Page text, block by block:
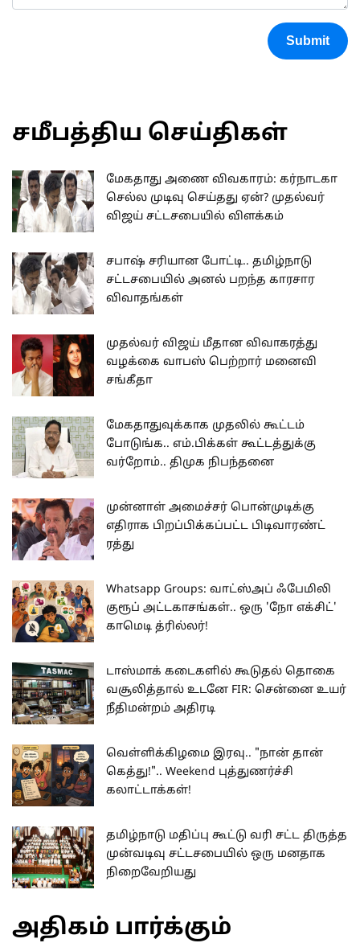
Submit
சமீபத்திய செய்திகள்
மேகதாது அணை விவகாரம்: கர்நாடகா
செல்ல முடிவு செய்தது ஏன்? முதல்வர்
விஜய் சட்டசபையில் விளக்கம்
சபாஷ் சரியான போட்டி.. தமிழ்நாடு
சட்டசபையில் அனல் பறந்த காரசார
விவாதங்கள்
முதல்வர் விஜய் மீதான விவாகரத்து
வழக்கை வாபஸ் பெற்றார் மனைவி
சங்கீதா
மேகதாதுவுக்காக முதலில் கூட்டம்
போடுங்க.. எம்.பிக்கள் கூட்டத்துக்கு
வர்றோம்.. திமுக நிபந்தனை
முன்னாள் அமைச்சர் பொன்முடிக்கு
எதிராக பிறப்பிக்கப்பட்ட பிடிவாரண்ட்
ரத்து
Whatsapp Groups: வாட்ஸ்அப் ஃபேமிலி
குரூப் அட்டகாசங்கள்.. ஒரு 'நோ எக்சிட்'
காமெடி த்ரில்லர்!
டாஸ்மாக் கடைகளில் கூடுதல் தொகை
வசூலித்தால் உடனே FIR: சென்னை உயர்
நீதிமன்றம் அதிரடி
வெள்ளிக்கிழமை இரவு.. "நான் தான்
கெத்து!".. Weekend புத்துணர்ச்சி
கலாட்டாக்கள்!
தமிழ்நாடு மதிப்பு கூட்டு வரி சட்ட திருத்த
முன்வடிவு சட்டசபையில் ஒரு மனதாக
நிறைவேறியது
அதிகம் பார்க்கும்